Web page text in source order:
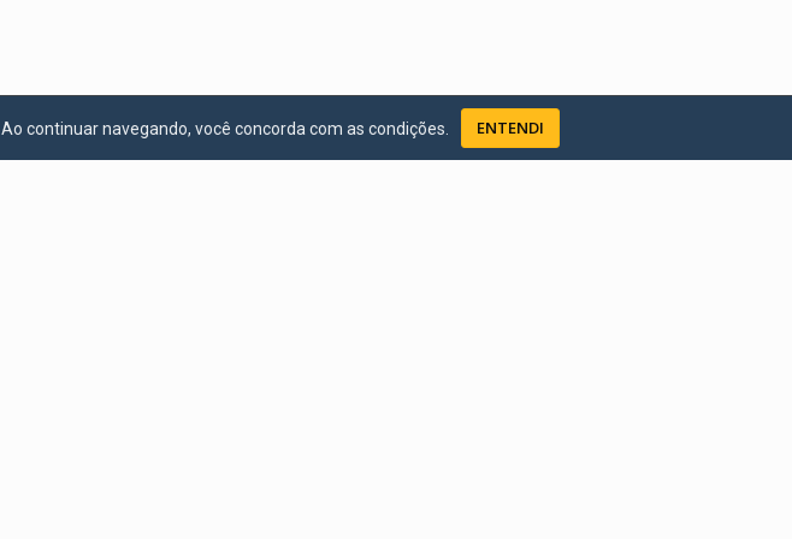
. Ao continuar navegando, você concorda com as condições. ENTENDI